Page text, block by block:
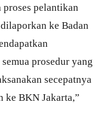
pelantikan
ke Badan
prosedur yang
secepatnya
ke BKN Jakarta,”